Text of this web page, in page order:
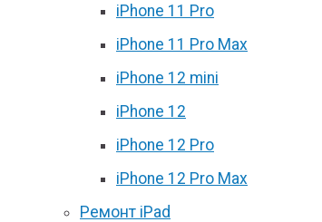
iPhone 11 Pro
iPhone 11 Pro Max
iPhone 12 mini
iPhone 12
iPhone 12 Pro
iPhone 12 Pro Max
Ремонт iPad